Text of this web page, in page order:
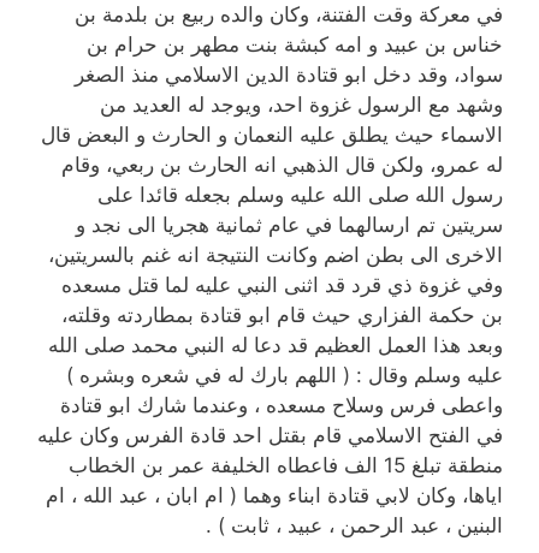
في معركة وقت الفتنة، وكان والده ربيع بن بلدمة بن
خناس بن عبيد و امه كبشة بنت مطهر بن حرام بن
سواد، وقد دخل ابو قتادة الدين الاسلامي منذ الصغر
وشهد مع الرسول غزوة احد، ويوجد له العديد من
الاسماء حيث يطلق عليه النعمان و الحارث و البعض قال
له عمرو، ولكن قال الذهبي انه الحارث بن ربعي، وقام
رسول الله صلى الله عليه وسلم بجعله قائدا على
سريتين تم ارسالهما في عام ثمانية هجريا الى نجد و
الاخرى الى بطن اضم وكانت النتيجة انه غنم بالسريتين،
وفي غزوة ذي قرد قد اثنى النبي عليه لما قتل مسعده
بن حكمة الفزاري حيث قام ابو قتادة بمطاردته وقلته،
وبعد هذا العمل العظيم قد دعا له النبي محمد صلى الله
عليه وسلم وقال : ( اللهم بارك له في شعره وبشره )
واعطى فرس وسلاح مسعده ، وعندما شارك ابو قتادة
في الفتح الاسلامي قام بقتل احد قادة الفرس وكان عليه
منطقة تبلغ 15 الف فاعطاه الخليفة عمر بن الخطاب
اياها، وكان لابي قتادة ابناء وهما ( ام ابان ، عبد الله ، ام
البنين ، عبد الرحمن ، عبيد ، ثابت ) .